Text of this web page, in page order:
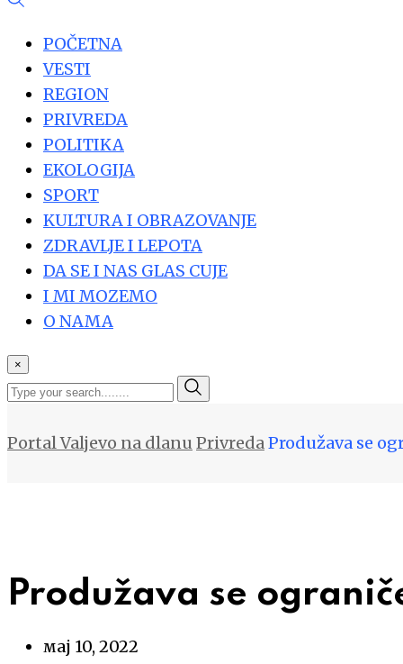
POČETNA
VESTI
REGION
PRIVREDA
POLITIKA
EKOLOGIJA
SPORT
KULTURA I OBRAZOVANJE
ZDRAVLJE I LEPOTA
DA SE I NAS GLAS CUJE
I MI MOZEMO
O NAMA
×
Portal Valjevo na dlanu PrivredaProdužava se
Produžava se
мај 10, 2022